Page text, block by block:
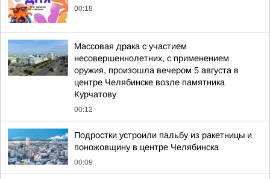
00:18
Массовая драка с участием
несовершеннолетних, с применением
оружия, произошла вечером 5 августа в
центре Челябинске возле памятника
Курчатову
00:12
Подростки устроили пальбу из ракетницы и
поножовщину в центре Челябинска
00:09